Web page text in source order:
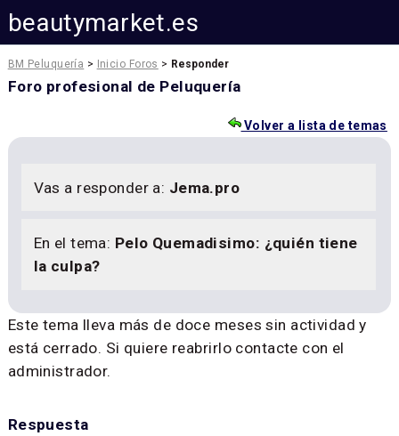
beautymarket.es
BM Peluquería > Inicio Foros > Responder
Foro profesional de Peluquería
Volver a lista de temas
Vas a responder a: Jema.pro
En el tema: Pelo Quemadisimo: ¿quién tiene
la culpa?
Este tema lleva más de doce meses sin actividad y
está cerrado. Si quiere reabrirlo contacte con el
administrador.
Respuesta